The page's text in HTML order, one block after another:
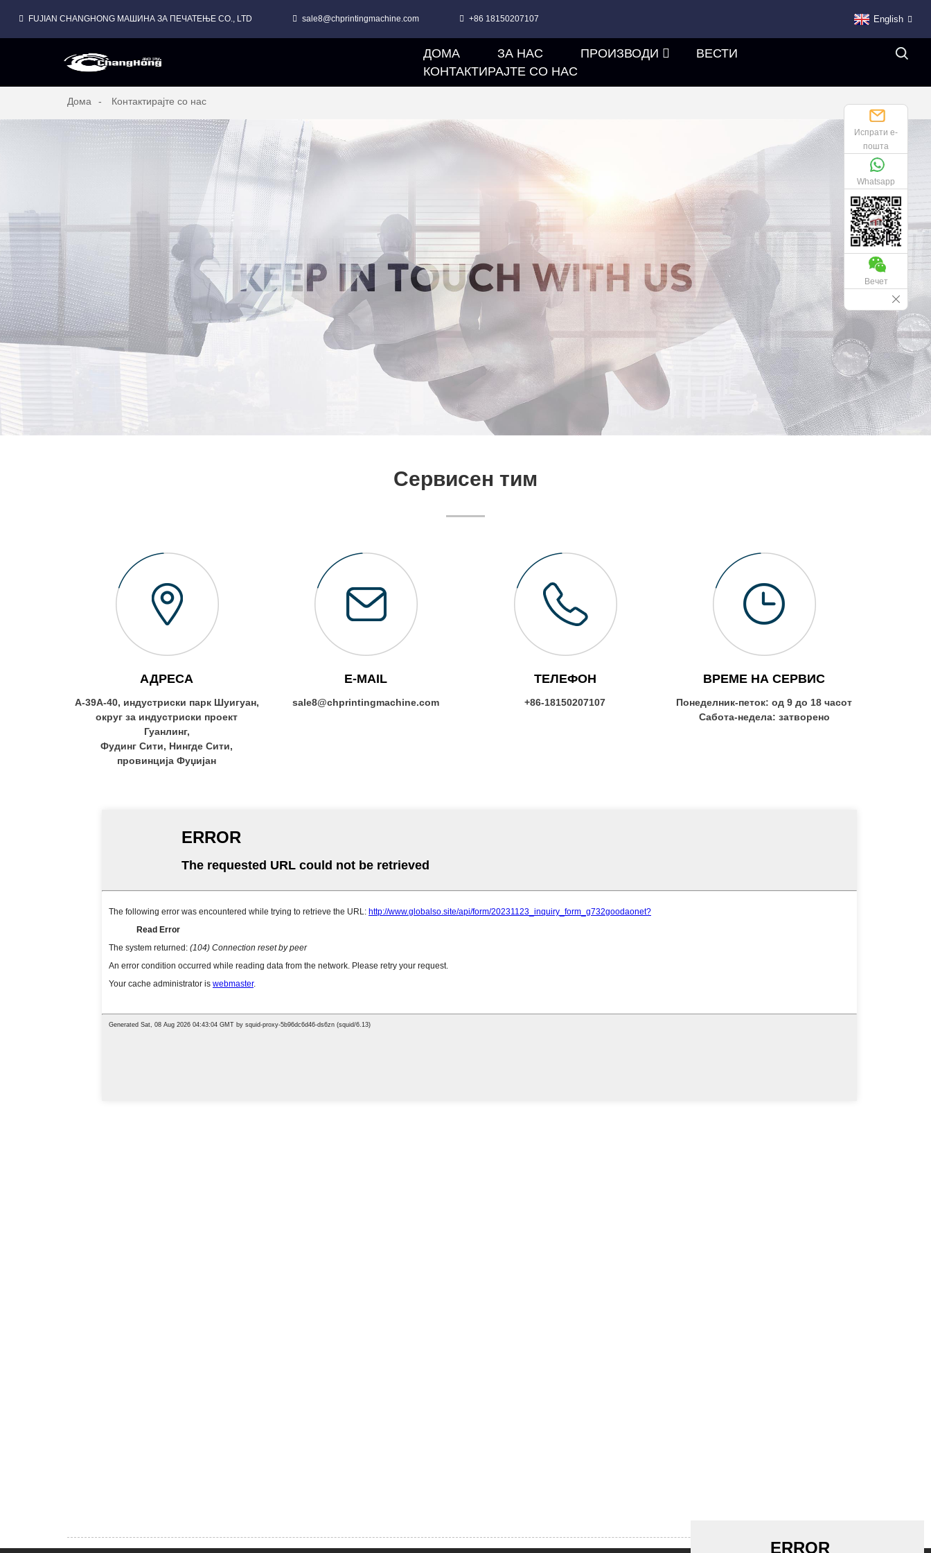
FUJIAN CHANGHONG МАШИНА ЗА ПЕЧАТЕЊЕ CO., LTD sale8@chprintingmachine.com +86 18150207107 English
ДОМА ЗА НАС ПРОИЗВОДИ
ВЕСТИ
КОНТАКТИРАЈТЕ СО НАС
Дома Контактирајте со нас
Сервисен тим
АДРЕСА
A-39A-40, индустриски парк Шуигуан,
округ за индустриски проект
Гуанлинг,
Фудинг Сити, Нингде Сити,
провинција Фуџијан
E-MAIL
sale8@chprintingmachine.com
ТЕЛЕФОН
+86-18150207107
ВРЕМЕ НА СЕРВИС
Понеделник-петок: од 9 до 18 часот
Сабота-недела: затворено
Испрати е-
пошта
Whatsapp
Вечет